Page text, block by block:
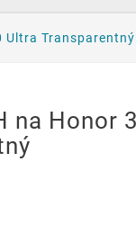
Ultra Transparentný
na Honor